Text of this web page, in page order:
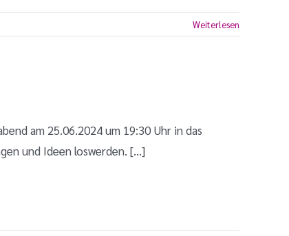
Weiterlesen
am 25.06.2024 um 19:30 Uhr in das
und Ideen loswerden. [...]